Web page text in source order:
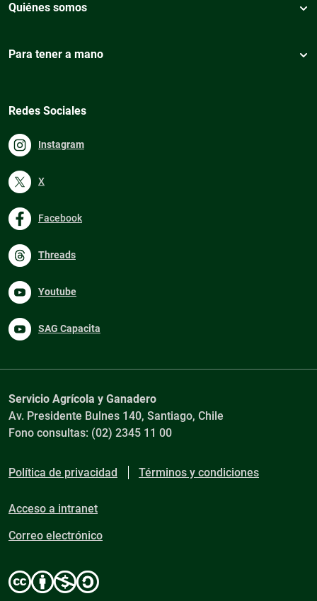
Quiénes somos
Para tener a mano
Redes Sociales
Instagram
X
Facebook
Threads
Youtube
SAG Capacita
Servicio Agrícola y Ganadero
Av. Presidente Bulnes 140, Santiago, Chile
Fono consultas: (02) 2345 11 00
Política de privacidad Términos y condiciones
Acceso a intranet
Correo electrónico